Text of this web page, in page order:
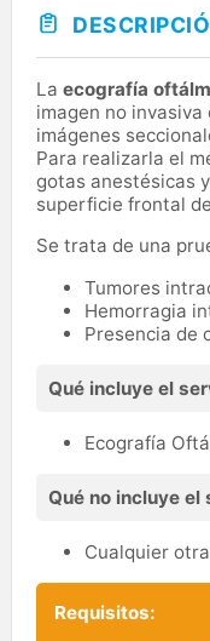
dental. También te
profesionales y
dedicados a que tu
eficaz posible,
Serás atendido por
especializado, que
y de confianza.
La ecografía
imagen no
imágenes
Para realizarla el
gotas anestésicas
superficie frontal
Se trata de una
Tumores
Hemorragia
Presencia de
Qué incluye el
Ecografía
Qué no incluye el
Cualquier
Requisitos: